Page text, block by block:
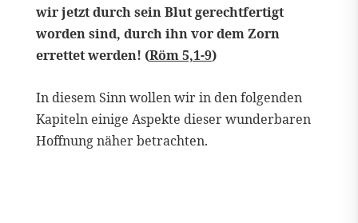
wir jetzt durch sein Blut gerechtfertigt
worden sind, durch ihn vor dem Zorn
errettet werden! (Röm 5,1-9)
In diesem Sinn wollen wir in den folgenden
Kapiteln einige Aspekte dieser wunderbaren
Hoffnung näher betrachten.